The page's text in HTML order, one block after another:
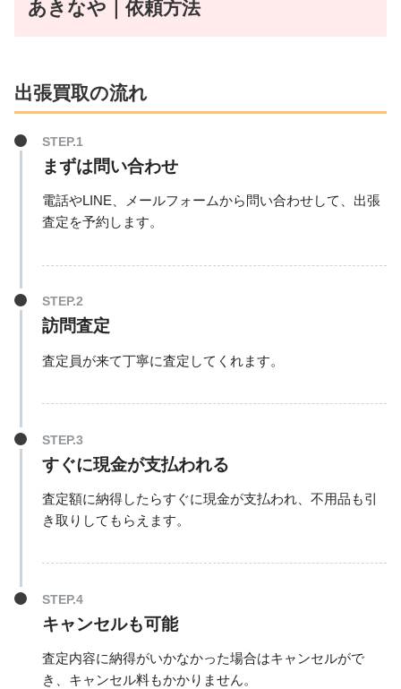
あきなや｜依頼方法
出張買取の流れ
まずは問い合わせ
電話やLINE、メールフォームから問い合わせして、出張
査定を予約します。
訪問査定
査定員が来て丁寧に査定してくれます。
すぐに現金が支払われる
査定額に納得したらすぐに現金が支払われ、不用品も引
き取りしてもらえます。
キャンセルも可能
査定内容に納得がいかなかった場合はキャンセルがで
き、キャンセル料もかかりません。